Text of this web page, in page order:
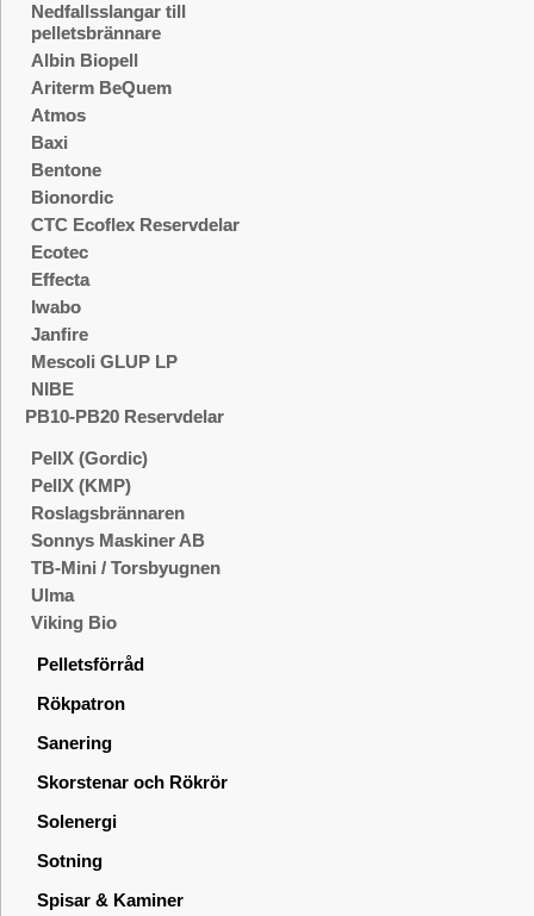
Nedfallsslangar till
pelletsbrännare
Albin Biopell
Ariterm BeQuem
Atmos
Baxi
Bentone
Bionordic
CTC Ecoflex Reservdelar
Ecotec
Effecta
Iwabo
Janfire
Mescoli GLUP LP
NIBE
PB10-PB20 Reservdelar
PellX (Gordic)
PellX (KMP)
Roslagsbrännaren
Sonnys Maskiner AB
TB-Mini / Torsbyugnen
Ulma
Viking Bio
Pelletsförråd
Rökpatron
Sanering
Skorstenar och Rökrör
Solenergi
Sotning
Spisar & Kaminer